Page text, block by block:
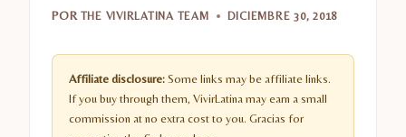
POR THE VIVIRLATINA TEAM DICIEMBRE 30, 2018
Affiliate disclosure: Some links may be affiliate links.
If you buy through them, VivirLatina may earn a small
commission at no extra cost to you. Gracias for